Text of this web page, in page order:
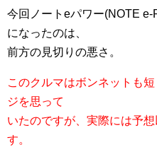
今回ノートeパワー(NOTE
になったのは、
前方の見切りの悪さ。
このクルマはボンネットも
ジを思って
いたのですが、実際には予
す。